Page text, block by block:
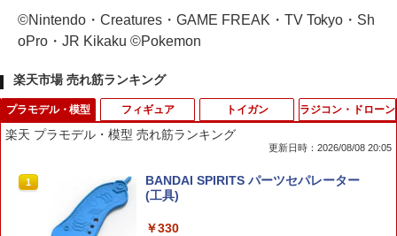
©Nintendo・Creatures・GAME FREAK・TV Tokyo・Sh
oPro・JR Kikaku ©Pokemon
楽天市場 売れ筋ランキング
プラモデル・模型
楽天 プラモデル・模型 売れ筋ランキング
更新日時：2026/08/08 20:05
1
BANDAI SPIRITS パーツセパレーター
(工具)
￥330
フィギュア トイガン ラジコン・ドローン